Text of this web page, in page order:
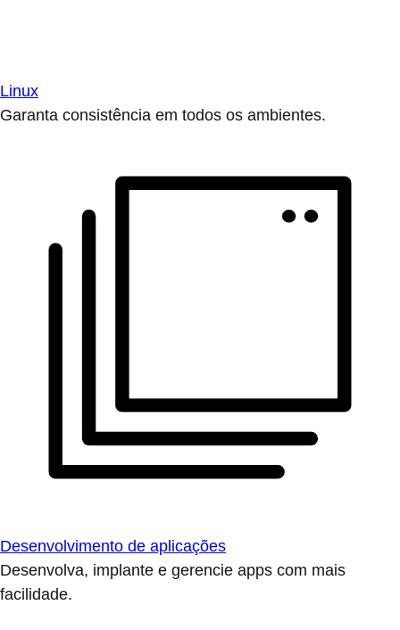
Linux
Garanta consistência em todos os ambientes.
Desenvolvimento de aplicações
Desenvolva, implante e gerencie apps com mais
facilidade.